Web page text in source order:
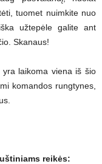
tuomet nuimkite nuo
užtepėle galite ant
Skanaus!
laikoma viena iš šio
komandos rungtynes,
reikės: